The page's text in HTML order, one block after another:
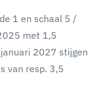
1 en schaal 5 /
met 1,5
2027 stijgen
van resp. 3,5